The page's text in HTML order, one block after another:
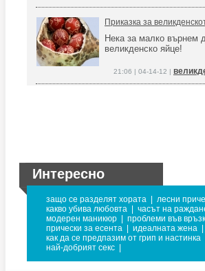
Приказка за
Нека за малко върнем
великденско яйце!
21:06 | 04-14-12 |
Интересно
защо се разделят хората лесни
какво убива любовта
часът на
модерен маникюр
проблеми във
прически за есента
идеалната жена
как да се предпазим от грип и настинка
най-добрият секс